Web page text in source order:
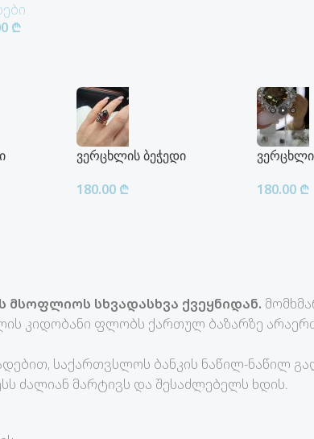
₾
ვერცხლის ბეჭედი
180.00 ₾ 180.00 ₾
მსოფლიოს სხვადასხვა ქვეყნიდან.
კიდობანი ფლობს ქართულ ბაზარზე
საქართვსლოს ბანკის ნაწილ-ნაწილ
ძალიან მარტივს და შესაძლებელს ხდის.